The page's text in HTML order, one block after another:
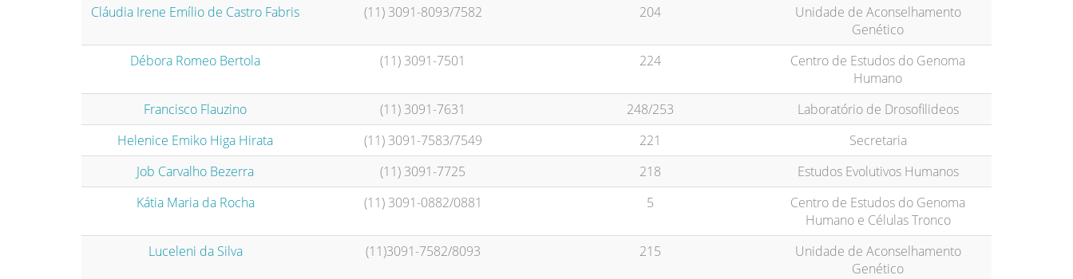
Cláudia Irene Emílio de Castro Fabris
(11) 3091-8093/7582 204
Unidade de Aconselhamento
Genético
Débora Romeo Bertola
(11) 3091-7501 224
Centro de Estudos do Genoma
Humano
Francisco Flauzino
(11) 3091-7631 248/253
Laboratório de Drosofilideos
Helenice Emiko Higa Hirata
(11) 3091-7583/7549 221
Secretaria
Job Carvalho Bezerra
(11) 3091-7725 218
Estudos Evolutivos Humanos
Kátia Maria da Rocha
(11) 3091-0882/0881 5
Centro de Estudos do Genoma
Humano e Células Tronco
Luceleni da Silva
(11)3091-7582/8093 215
Unidade de Aconselhamento
Genético